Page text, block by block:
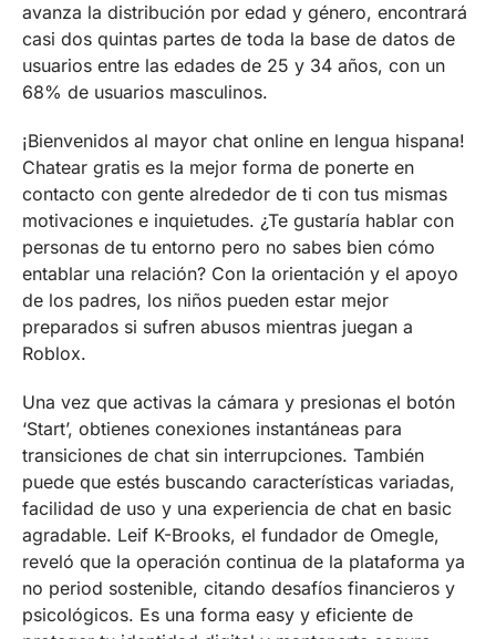
avanza la distribución por edad y género, encontrará
casi dos quintas partes de toda la base de datos de
usuarios entre las edades de 25 y 34 años, con un
68% de usuarios masculinos.
¡Bienvenidos al mayor chat online en lengua hispana!
Chatear gratis es la mejor forma de ponerte en
contacto con gente alrededor de ti con tus mismas
motivaciones e inquietudes. ¿Te gustaría hablar con
personas de tu entorno pero no sabes bien cómo
entablar una relación? Con la orientación y el apoyo
de los padres, los niños pueden estar mejor
preparados si sufren abusos mientras juegan a
Roblox.
Una vez que activas la cámara y presionas el botón
‘Start’, obtienes conexiones instantáneas para
transiciones de chat sin interrupciones. También
puede que estés buscando características variadas,
facilidad de uso y una experiencia de chat en basic
agradable. Leif K-Brooks, el fundador de Omegle,
reveló que la operación continua de la plataforma ya
no period sostenible, citando desafíos financieros y
psicológicos. Es una forma easy y eficiente de